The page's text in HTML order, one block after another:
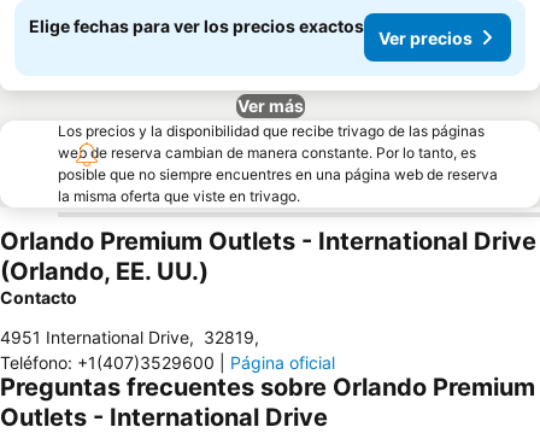
Elige fechas para ver los precios exactos
Ver precios
Ver más
Los precios y la disponibilidad que recibe trivago de las páginas
web de reserva cambian de manera constante. Por lo tanto, es
posible que no siempre encuentres en una página web de reserva
la misma oferta que viste en trivago.
Orlando Premium Outlets - International Drive
(Orlando, EE. UU.)
Contacto
4951 International Drive, 32819,
Teléfono: +1(407)3529600 Página oficial
Preguntas frecuentes sobre Orlando Premium
Outlets - International Drive